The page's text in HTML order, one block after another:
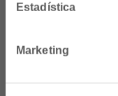
Estadística
Marketing
Junta de
Personal del